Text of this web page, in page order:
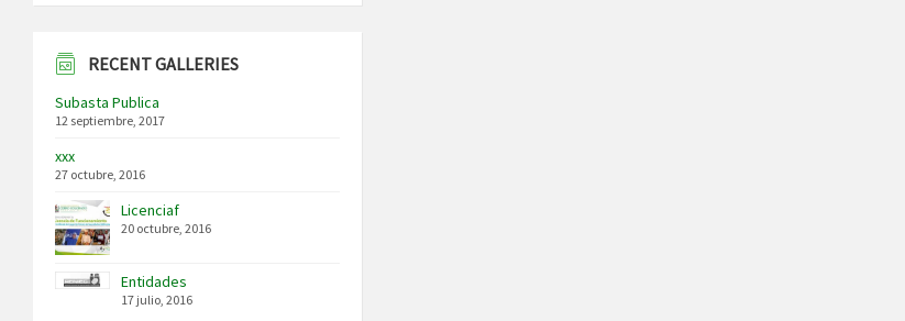
RECENT GALLERIES
Subasta Publica
12 septiembre, 2017
xxx
27 octubre, 2016
Licenciaf
20 octubre, 2016
Entidades
17 julio, 2016